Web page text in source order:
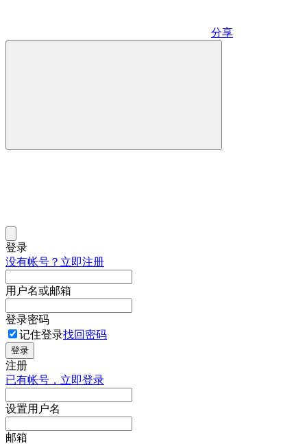
分享
登录
没有帐号？立即注册
用户名或邮箱
登录密码
记住登录找回密码
登录
注册
已有帐号，立即登录
设置用户名
邮箱